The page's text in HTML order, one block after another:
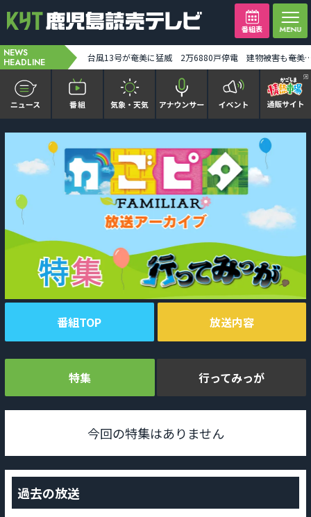
番組表
NEWS
HEADLINE H3ロケット9号機 今月10日打ち上げに 台風情報確認しながら最終判断 みちびき7号機搭載 [2026-08-07 19:32:00] 台風13号が奄美に猛威 2万6880戸停電 建物被害も――奄美地方は線
かごピタ FAMILIAR
KYT news every かごしま
かごしまソロ活
It推しTV
番組表を見る
番組TOP 放送内容
特集
今回の特集はありません
行ってみっが
過去の放送